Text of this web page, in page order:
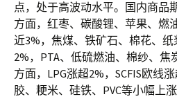
点，处于高波动水平。国内商品
方面，红枣、碳酸锂、苹果、燃
近3%，焦煤、铁矿石、棉花、
2%，PTA、低硫燃油、棉纱、
方面，LPG涨超2%，SCFIS欧线
胶、粳米、硅铁、PVC等小幅上